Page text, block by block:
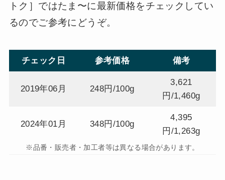
トク］ではたま〜に最新価格をチェックしてい
るのでご参考にどうぞ。
チェック日 参考価格 備考
2019年06月 248円/100g
3,621
円/1,460g
2024年01月 348円/100g
4,395
円/1,263g
※品番・販売者・加工者等は異なる場合があります。